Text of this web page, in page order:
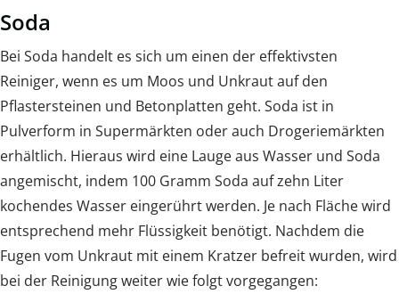
Soda
Bei Soda handelt es sich um einen der effektivsten
Reiniger, wenn es um Moos und Unkraut auf den
Pflastersteinen und Betonplatten geht. Soda ist in
Pulverform in Supermärkten oder auch Drogeriemärkten
erhältlich. Hieraus wird eine Lauge aus Wasser und Soda
angemischt, indem 100 Gramm Soda auf zehn Liter
kochendes Wasser eingerührt werden. Je nach Fläche wird
entsprechend mehr Flüssigkeit benötigt. Nachdem die
Fugen vom Unkraut mit einem Kratzer befreit wurden, wird
bei der Reinigung weiter wie folgt vorgegangen: